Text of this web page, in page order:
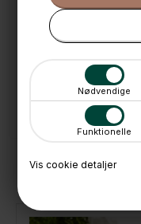
Nødvendige
Funktionelle
Vis cookie detaljer
🌟 4,9 med over
📦 Fragtfri v. køb over
📱 Kundeservice
📧Kundeservice